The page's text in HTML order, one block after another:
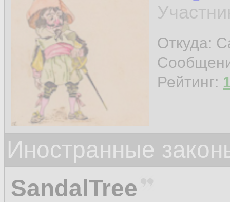
Откуда:
Рейтинг:
Иностранные
SandalTree